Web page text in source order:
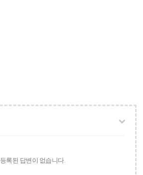
등록된 답변이 없습니다.